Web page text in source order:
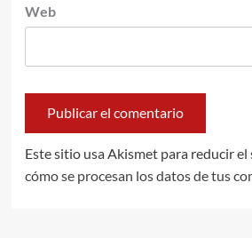
Web
Este sitio usa Akismet para reducir el
cómo se procesan los datos de tus